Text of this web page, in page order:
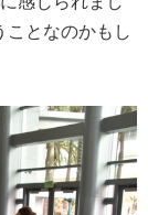
ことなのかもし